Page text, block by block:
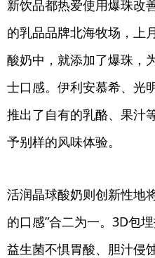
新饮品都热爱使用爆珠改
的乳品品牌北海牧场，上
酸奶中，就添加了爆珠，
士口感。伊利安慕希、光
推出了自有的乳酪、果汁
予别样的风味体验。
活润晶球酸奶则创新性地
的口感”合二为一。3D包
益生菌不惧胃酸、胆汁侵